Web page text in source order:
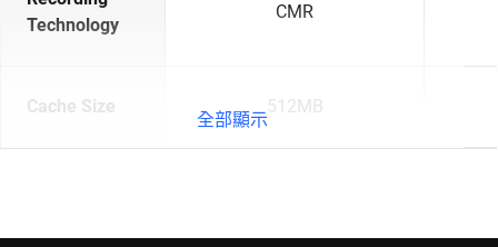
Technology
CMR
Cache Size 512MB
全部顯示